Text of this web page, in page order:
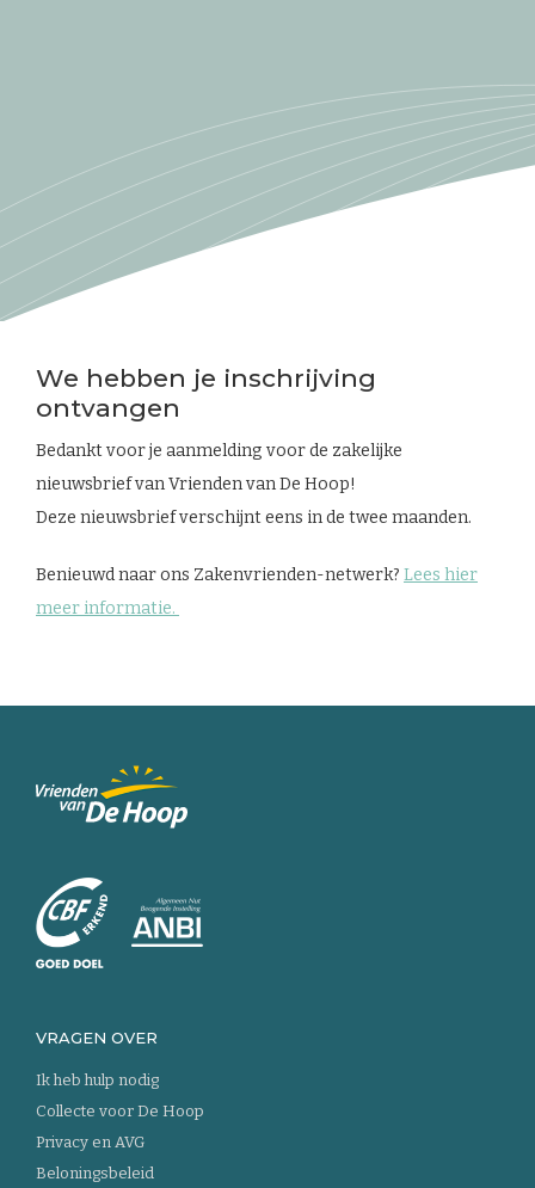
We hebben je inschrijving
ontvangen
Bedankt voor je aanmelding voor de zakelijke
nieuwsbrief van Vrienden van De Hoop!
Deze nieuwsbrief verschijnt eens in de twee maanden.
Benieuwd naar ons Zakenvrienden-netwerk? Lees hier
meer informatie.
de
homepage
VRAGEN OVER
Ik heb hulp nodig
Collecte voor De Hoop
Privacy en AVG
Beloningsbeleid